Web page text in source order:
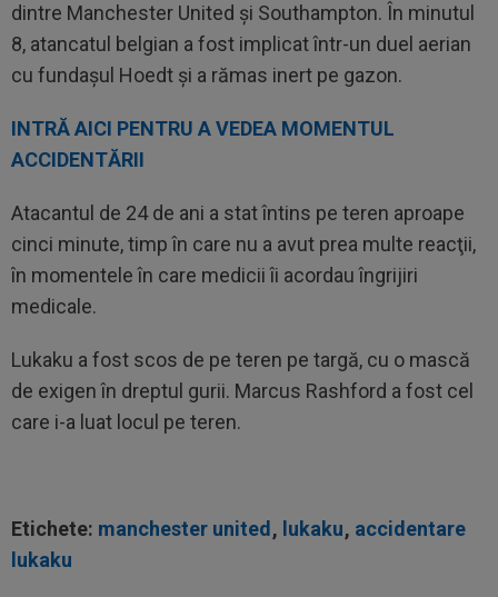
dintre Manchester United şi Southampton. În minutul
8, atancatul belgian a fost implicat într-un duel aerian
cu fundaşul Hoedt şi a rămas inert pe gazon.
INTRĂ AICI PENTRU A VEDEA MOMENTUL
ACCIDENTĂRII
Atacantul de 24 de ani a stat întins pe teren aproape
cinci minute, timp în care nu a avut prea multe reacţii,
în momentele în care medicii îi acordau îngrijiri
medicale.
Lukaku a fost scos de pe teren pe targă, cu o mască
de exigen în dreptul gurii. Marcus Rashford a fost cel
care i-a luat locul pe teren.
Etichete: manchester united , lukaku, accidentare
lukaku